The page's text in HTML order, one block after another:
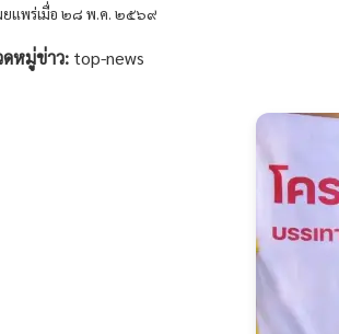
ยแพร่เมื่อ ๒๘ พ.ค. ๒๕๖๙
หมู่ข่าว: top-news